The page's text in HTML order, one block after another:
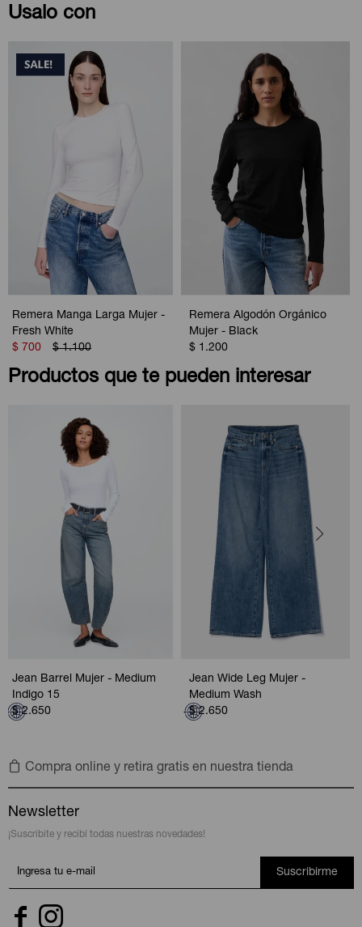
Usalo con
Remera Manga Larga Mujer -
Fresh White
$ 700 $ 1.100
Remera Algodón Orgánico
Mujer - Black
$ 1.200
Productos que te pueden interesar
Jean Barrel Mujer - Medium
Indigo 15
$ 2.650
Jean Wide Leg Mujer -
Medium Wash
$ 2.650
Compra online y retira gratis en nuestra tienda
Newsletter
¡Suscribite y recibí todas nuestras novedades!
Suscribirme
 